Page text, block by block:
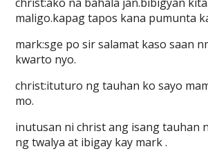
maligo.kapag tapos kana pumunta
mark:sge po sir salamat kaso saan
kwarto nyo.
christ:ituturo ng tauhan ko sayo
mo.
inutusan ni christ ang isang tauhan
ng twalya at ibigay kay mark .